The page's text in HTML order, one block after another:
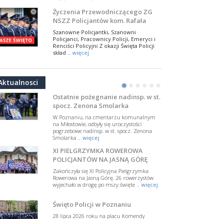
Życzenia Przewodniczącego ZG
NSZZ Policjantów kom. Rafała
Jankowskiego z okazji Święta
Policji 2026
Szanowne Policjantki, Szanowni
Policjanci, Pracownicy Policji, Emeryci i
Renciści Policyjni Z okazji Święta Policji
skład .. więcej
NSZZ Policjantów: Policja nie może
W przestrzeni publicznej po raz kolejny
pojawiły się wypowiedzi, które uderzają
w funkcjonariuszki i funkcjonariuszy
Policj .. więcej
Dodatkowe zarobkowanie
policjantów. NSZZP: obecne
rozwiązania wymagają zmian
zmiany przepisów regulujących
podejmowanie przez policjantów
dodatkowej pracy zarobkowe ..
więcej
Krok 1. Umorzenie. Krok 2. Walka
z hejtem
Postępowanie dotyczące interwencji
Policji w miejscu zamieszkania red.
Tomasza Sakiewicza zostało umorzone.
•• • •••
NSZZ Policjantów
Na zaproszenie Zarządu Głównego NSZZ
Policjantów w Polsce gościł Rafael Laskowski z
Departamentu Policji w Nowym Jorku, o
.. więcej
PAMIĘTAMY I ODDAJMY HOŁD ST.
SIERŻ. MARKOWI SIENICKIEMU
poświęconą starszemu sierżantowi Mar
Ostatnie pożegnanie nadinsp. w st.
spocz. Zenona Smolarka
W Poznaniu, na cmentarzu komunalnym
na Miłostowie, odbyły się uroczystości
pogrzebowe nadinsp. w st. spocz. Zenona
Smolarka .. więcej
XI PIELGRZYMKA ROWEROWA
POLICJANTÓW NA JASNĄ GÓRĘ
Zakończyła się XI Policyjna Pielgrzymka
Rowerowa na Jasną Górę. 26 rowerzystów
wyjechało w drogę po mszy święte .. więcej
Święto Policji w Poznaniu
28 lipca 2026 roku na placu Komendy